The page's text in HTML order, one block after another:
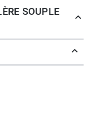
chaussure
et une discrétion
ou droit.
SOUPLE